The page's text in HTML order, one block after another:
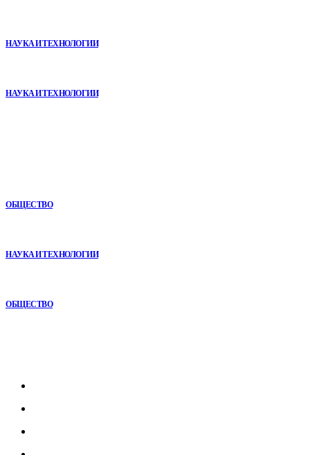
НАУКА И ТЕХНОЛОГИИ
НАУКА И ТЕХНОЛОГИИ
ОБЩЕСТВО
НАУКА И ТЕХНОЛОГИИ
ОБЩЕСТВО